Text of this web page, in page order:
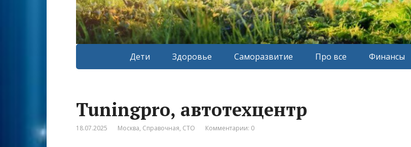
Дети Здоровье Саморазвитие Про все Финансы
Tuningpro, автотехцентр
18.07.2025 Москва, Справочная, СТО Комментарии: 0